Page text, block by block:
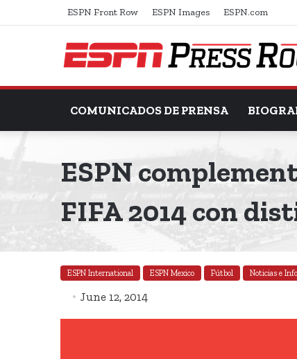
ESPN Front Row ESPN Images ESPN.com
COMUNICADOS DE PRENSA
ESPN
FIFA 2014 con
ESPN International ESPN Mexico Fútbol Noticias e
June 12, 2014